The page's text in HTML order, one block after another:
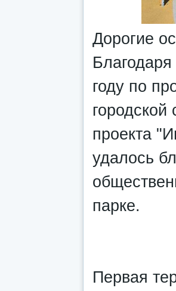
Дорогие
году по
проекта
удалось
парке.
Первая